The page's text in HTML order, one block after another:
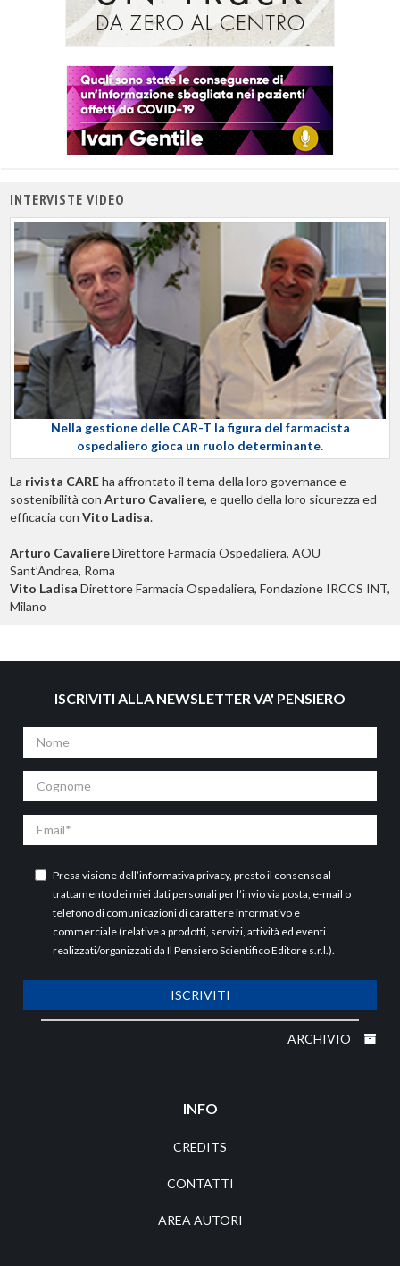
INTERVISTE VIDEO
Nella gestione delle CAR-T la figura del farmacista
ospedaliero gioca un ruolo determinante.
La rivista CAREha affrontato il tema della loro governance e
sostenibilità con Arturo Cavaliere, e quello della loro sicurezza ed
efficacia con Vito Ladisa.
Arturo CavaliereDirettore Farmacia Ospedaliera, AOU
Sant’Andrea, Roma
Vito Ladisa Direttore Farmacia Ospedaliera, Fondazione IRCCS INT,
Milano
ISCRIVITI ALLA NEWSLETTER VA' PENSIERO
Nome
Cognome
Email
Presa visione dell’informativa privacy, presto il consenso al
trattamento dei miei dati personali per l’invio via posta, e-mail o
telefono di comunicazioni di carattere informativo e
commerciale (relative a prodotti, servizi, attività ed eventi
realizzati/organizzati da Il Pensiero Scientifico Editore s.r.l.).
ISCRIVITI
ARCHIVIO
INFO
CREDITS
CONTATTI
AREA AUTORI